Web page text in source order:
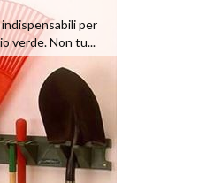
per
verde. Non tu...